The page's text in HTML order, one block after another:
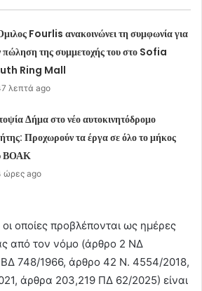
Fourlis ανακοινώνει τη συμφωνία για
πώληση της συμμετοχής του στο Sofia
Ring Mall
λεπτά ago
Δήμα στο νέο αυτοκινητόδρομο
Προχωρούν τα έργα σε όλο το μήκος
ΒΟΑΚ
ώρες ago
οι οποίες προβλέπονται ως ημέρες
από τον νόμο (άρθρο 2 ΝΔ
748/1966, άρθρο 42 Ν. 4554/2018,
άρθρα 203,219 ΠΔ 62/2025) είναι